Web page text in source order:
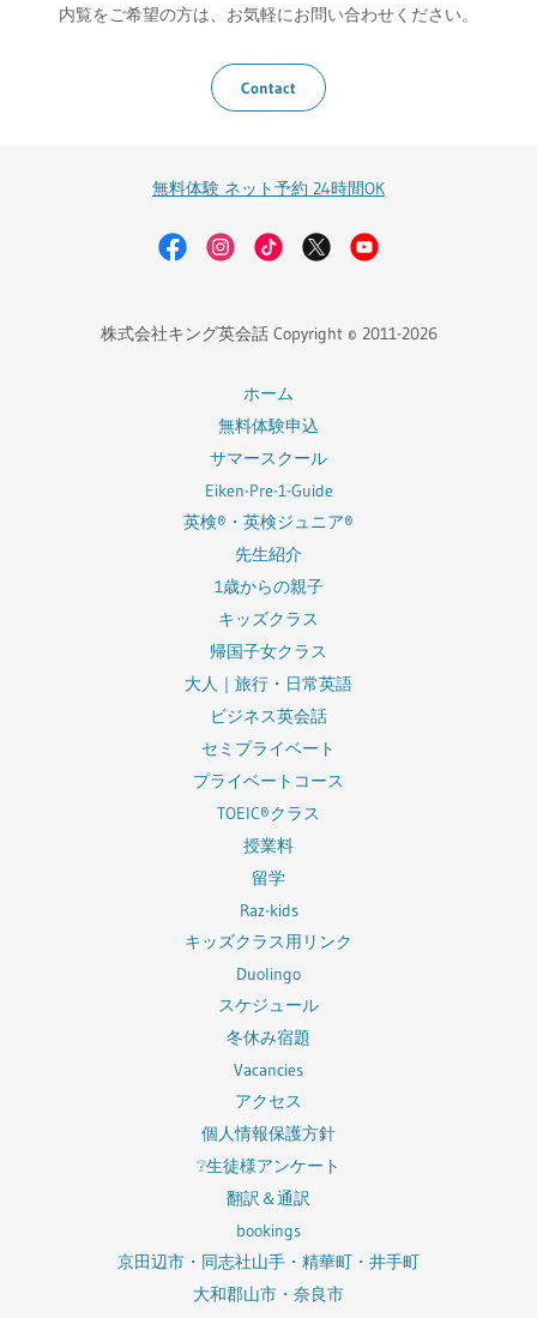
内覧をご希望の方は、お気軽にお問い合わせください。
Contact
無料体験 ネット予約 24時間OK
株式会社キング英会話 Copyright © 2011-2026
ホーム
無料体験申込
サマースクール
Eiken-Pre-1-Guide
英検®・英検ジュニア®
先生紹介
1歳からの親子
キッズクラス
帰国子女クラス
大人｜旅行・日常英語
ビジネス英会話
セミプライベート
プライベートコース
TOEIC®クラス
授業料
留学
Raz-kids
キッズクラス用リンク
Duolingo
スケジュール
冬休み宿題
Vacancies
アクセス
個人情報保護方針
❔生徒様アンケート
翻訳＆通訳
bookings
京田辺市・同志社山手・精華町・井手町
大和郡山市・奈良市